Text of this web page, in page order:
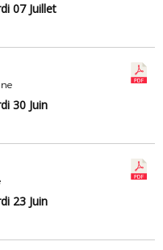
07 Juillet
30 Juin
23 Juin